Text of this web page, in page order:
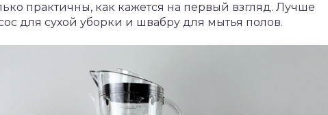
практичны, как кажется на первый взгляд. Лучше
для сухой уборки и швабру для мытья полов.